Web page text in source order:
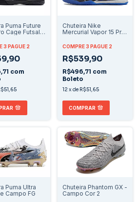
Puma Future
Cage Futsal -
3 PAGUE 2
com
Chuteira Nike
Mercurial Vapor 15 Pro
Pack"
COMPRE 3 PAGUE 2
R$539,90
R$496,71 com
Boleto
12 xde R$51,65
COMPRAR
Puma Ultra
Campo FG
Chuteira Phantom GX -
Campo Cor 2